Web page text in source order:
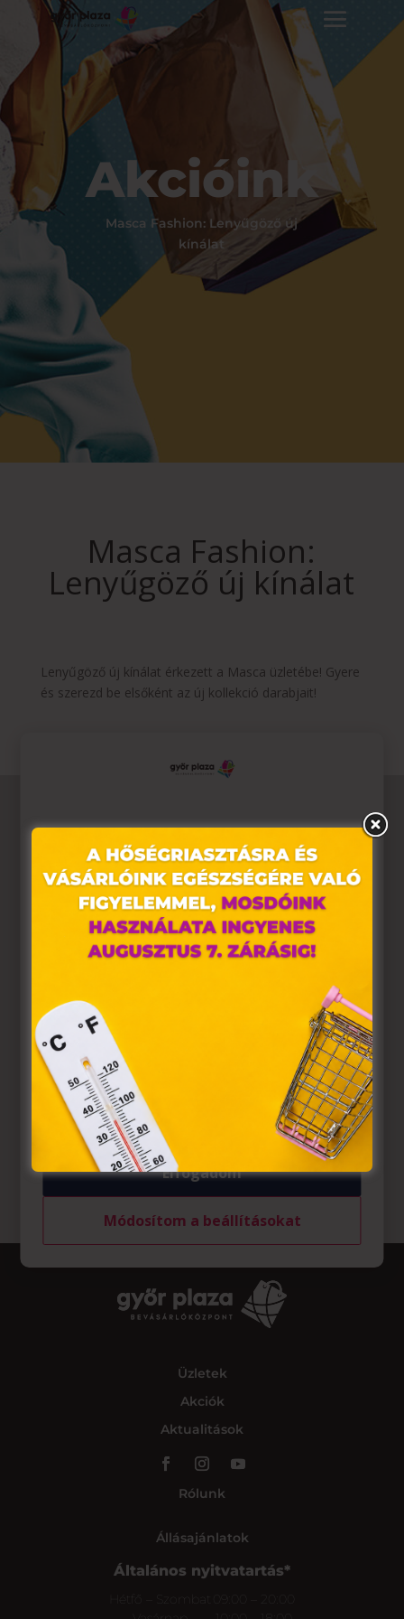
Akcióink
Masca Fashion: Lenyűgöző új
kínálat
Masca Fashion:
Lenyűgöző új kínálat
Lenyűgöző új kínálat érkezett a Masca üzletébe! Gyere
és szerezd be elsőként az új kollekció darabjait!
Üzletek
Akciók
Aktualitások
Rólunk
Állásajánlatok
Általános nyitvatartás*
Weboldalunkon „cookie"-kat (továbbiakban „süti")
alkalmazunk. Ezek olyan fájlok, melyek információt
tárolnak webes böngészőjében. Ehhez az Ön
hozzájárulása szükséges.
A „sütiket" az elektronikus hírközlésről szóló 2003. évi C.
törvény, az elektronikus kereskedelmi szolgáltatások, az
információs társadalommal összefüggő szolgáltatások
egyes kérdéseiről szóló 2001. évi CVIII. törvény, valamint
az Európai Unió előírásainak megfelelően használjuk.
Azon weblapoknak, melyek az Európai Unió országain
belül működnek, a „sütik" használatához, és ezeknek a
felhasználó számítógépén vagy egyéb eszközén történő
tárolásához a felhasználók hozzájárulását kell kérniük.
Elfogadom
Módosítom a beállításokat